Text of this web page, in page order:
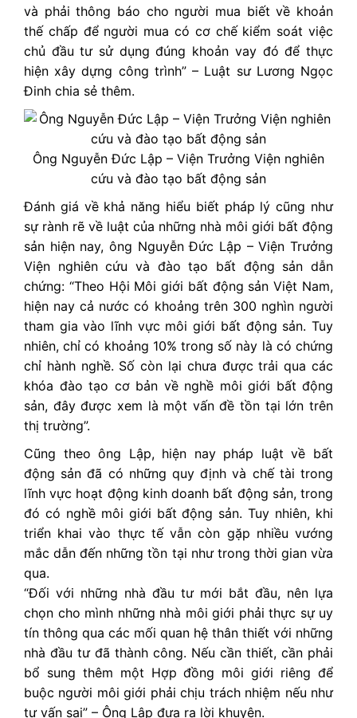
và phải thông báo cho người mua biết về khoản
thế chấp để người mua có cơ chế kiểm soát việc
chủ đầu tư sử dụng đúng khoản vay đó để thực
hiện xây dựng công trình” – Luật sư Lương Ngọc
Đinh chia sẻ thêm.
Ông Nguyễn Đức Lập – Viện Trưởng Viện nghiên
cứu và đào tạo bất động sản
Đánh giá về khả năng hiểu biết pháp lý cũng như
sự rành rẽ về luật của những nhà môi giới bất động
sản hiện nay, ông Nguyễn Đức Lập – Viện Trưởng
Viện nghiên cứu và đào tạo bất động sản dẫn
chứng: “Theo Hội Môi giới bất động sản Việt Nam,
hiện nay cả nước có khoảng trên 300 nghìn người
tham gia vào lĩnh vực môi giới bất động sản. Tuy
nhiên, chỉ có khoảng 10% trong số này là có chứng
chỉ hành nghề. Số còn lại chưa được trải qua các
khóa đào tạo cơ bản về nghề môi giới bất động
sản, đây được xem là một vấn đề tồn tại lớn trên
thị trường”.
Cũng theo ông Lập, hiện nay pháp luật về bất
động sản đã có những quy định và chế tài trong
lĩnh vực hoạt động kinh doanh bất động sản, trong
đó có nghề môi giới bất động sản. Tuy nhiên, khi
triển khai vào thực tế vẫn còn gặp nhiều vướng
mắc dẫn đến những tồn tại như trong thời gian vừa
qua.
“Đối với những nhà đầu tư mới bắt đầu, nên lựa
chọn cho mình những nhà môi giới phải thực sự uy
tín thông qua các mối quan hệ thân thiết với những
nhà đầu tư đã thành công. Nếu cần thiết, cần phải
bổ sung thêm một Hợp đồng môi giới riêng để
buộc người môi giới phải chịu trách nhiệm nếu như
tư vấn sai” – Ông Lập đưa ra lời khuyên.